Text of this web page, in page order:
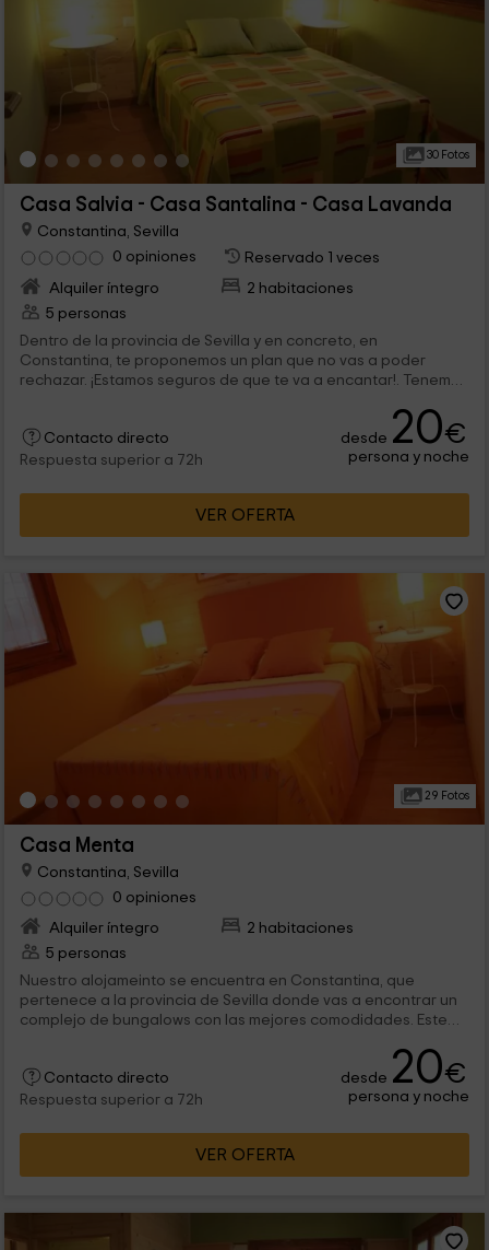
30 Fotos
Casa Salvia - Casa Santalina - Casa Lavanda
Constantina, Sevilla
0 opiniones
Reservado 1 veces
Alquiler íntegro
2 habitaciones
5 personas
Dentro de la provincia de Sevilla y en concreto, en
Constantina, te proponemos un plan que no vas a poder
rechazar. ¡Estamos seguros de que te va a encantar!. Tenemos
comodidades en el interior, así como en el exterior se
encuentra la piscina.
Contacto directo
Respuesta superior a 72h
desde 20€
persona y noche
VER OFERTA
29 Fotos
Casa Menta
Constantina, Sevilla
0 opiniones
Alquiler íntegro
2 habitaciones
5 personas
Nuestro alojameinto se encuentra en Constantina, que
pertenece a la provincia de Sevilla donde vas a encontrar un
complejo de bungalows con las mejores comodidades. Este
Contacto directo
Respuesta superior a 72h
desde 20€
persona y noche
VER OFERTA